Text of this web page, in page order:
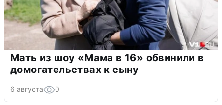
Мать из шоу «Мама в 16» обвинили в
домогательствах к сыну
6 августа 0